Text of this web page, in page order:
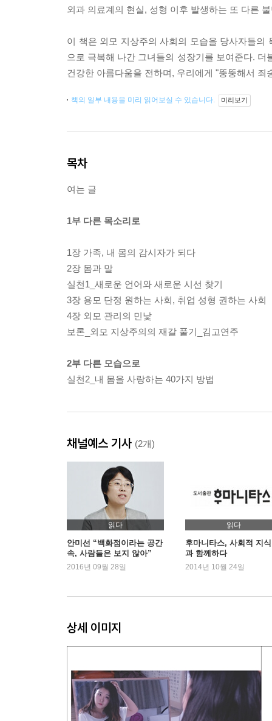
외과 의료계의 현실, 성형 이후 발생하는 또 다른
이 책은 외모 지상주의 사회의 모습을 당사자들
으로 극복해 나간 그녀들의 성장기를 보여준다.
건강한 아름다움을 전하며, 우리에게 "뚱뚱해서
책의 일부 내용을 미리 읽어보실 수 있습니다. 미리보기
목차
여는 글
1부 다른 목소리로
1장 가족, 내 몸의 감시자가 되다
2장 몸과 말
실천1_새로운 언어와 새로운 시선 찾기
3장 용모 단정 원하는 사회, 취업 성형 권하는 사회
4장 외모 관리의 민낯
보론_외모 지상주의의 재갈 풀기_김고연주
2부 다른 모습으로
실천2_내 몸을 사랑하는 40가지 방법
채널예스 기사 (2개)
읽다
안미선 “백화점이라는 공간
속, 사람들은 보지 않아”
2016년 09월 28일
읽다
후마니타스, 사회적 지
과 함께하다
2014년 10월 24일
상세 이미지